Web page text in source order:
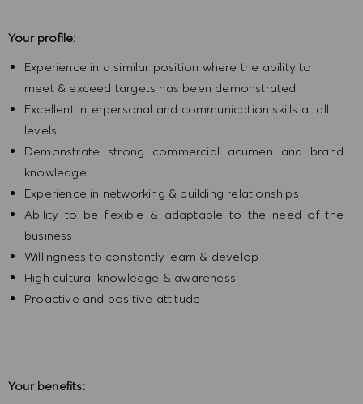
Your profile:
Experience in a similar position where the ability to
meet & exceed targets has been demonstrated
Excellent interpersonal and communication skills at all
levels
Demonstrate strong commercial acumen and brand
knowledge
Experience in networking & building relationships
Ability to be flexible & adaptable to the need of the
business
Willingness to constantly learn & develop
High cultural knowledge & awareness
Proactive and positive attitude
Your benefits: